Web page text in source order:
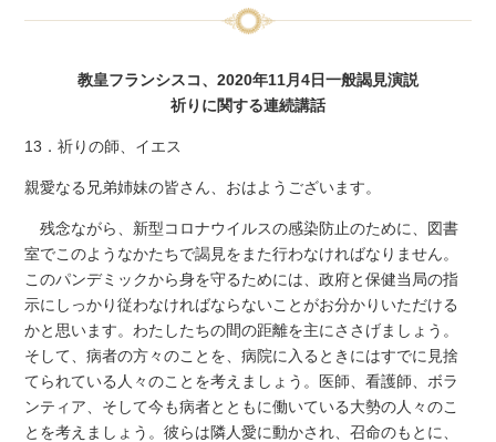
教皇フランシスコ、2020年11月4日一般謁見演説
祈りに関する連続講話
13．祈りの師、イエス
親愛なる兄弟姉妹の皆さん、おはようございます。
残念ながら、新型コロナウイルスの感染防止のために、図書
室でこのようなかたちで謁見をまた行わなければなりません。
このパンデミックから身を守るためには、政府と保健当局の指
示にしっかり従わなければならないことがお分かりいただける
かと思います。わたしたちの間の距離を主にささげましょう。
そして、病者の方々のことを、病院に入るときにはすでに見捨
てられている人々のことを考えましょう。医師、看護師、ボラ
ンティア、そして今も病者とともに働いている大勢の人々のこ
とを考えましょう。彼らは隣人愛に動かされ、召命のもとに、